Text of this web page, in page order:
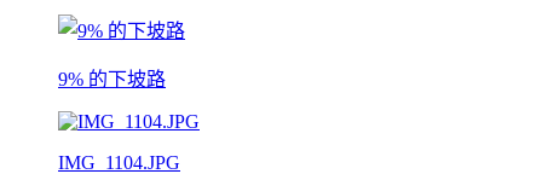
9% 的下坡路
IMG_1104.JPG